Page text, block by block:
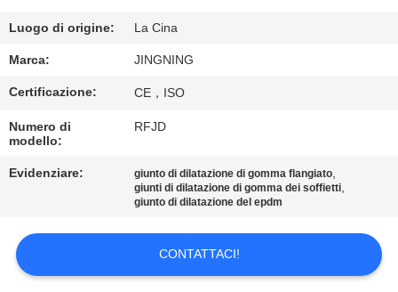
CONTROLLO
DI
QUALITÀ
CONTATTICI
NOTIZIE
Luogo di origine: La Cina
Marca: JINGNING
Certificazione: CE，ISO
Numero di
modello:
RFJD
Evidenziare: giunto di dilatazione di gomma flangiato,
giunti di dilatazione di gomma dei soffietti,
giunto di dilatazione del epdm
CONTATTACI!